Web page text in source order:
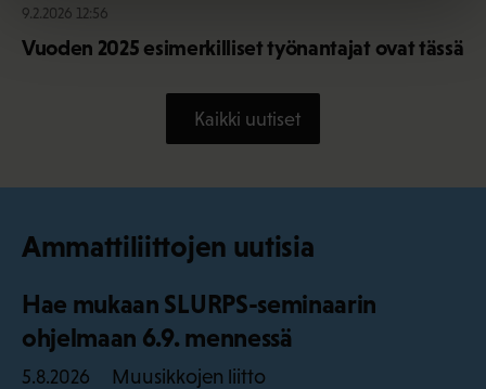
9.2.2026 12:56
Vuoden 2025 esimerkilliset työnantajat ovat tässä
Kaikki uutiset
Ammattiliittojen uutisia
Hae mukaan SLURPS-seminaarin
ohjelmaan 6.9. mennessä
5.8.2026 Muusikkojen liitto